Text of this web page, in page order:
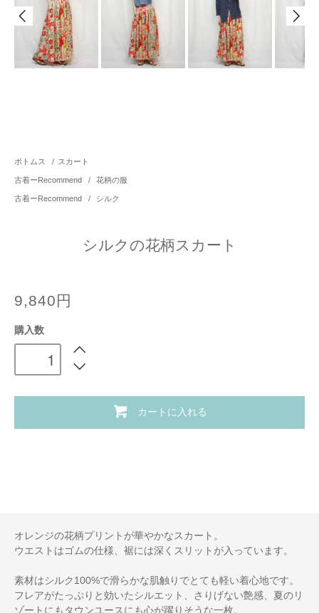
ボトムス / スカート
古着ーRecommend / 花柄の服
古着ーRecommend / シルク
シルクの花柄スカート
9,840円
購入数
カートに入れる
オレンジの花柄プリントが華やかなスカート。
ウエストはゴムの仕様、裾には深くスリットが入っています。
素材はシルク100%で滑らかな肌触りでとても軽い着心地です。
フレアがたっぷりと効いたシルエット、さりげない艶感、夏のリ
ゾートにもタウンユースにも心が躍りそうな一枚。